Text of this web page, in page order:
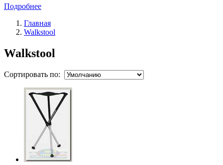
Подробнее
Главная
Walkstool
Walkstool
Сортировать по: